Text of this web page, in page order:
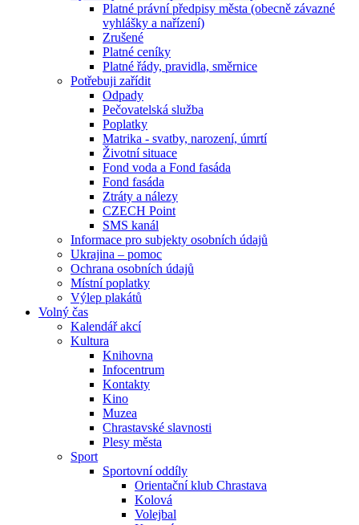
Platné právní předpisy města (obecně závazné
vyhlášky a nařízení)
Zrušené
Platné ceníky
Platné řády, pravidla, směrnice
Potřebuji zařídit
Odpady
Pečovatelská služba
Poplatky
Matrika - svatby, narození, úmrtí
Životní situace
Fond voda a Fond fasáda
Fond fasáda
Ztráty a nálezy
CZECH Point
SMS kanál
Informace pro subjekty osobních údajů
Ukrajina – pomoc
Ochrana osobních údajů
Místní poplatky
Výlep plakátů
Volný čas
Kalendář akcí
Kultura
Knihovna
Infocentrum
Kontakty
Kino
Muzea
Chrastavské slavnosti
Plesy města
Sport
Sportovní oddíly
Orientační klub Chrastava
Kolová
Volejbal